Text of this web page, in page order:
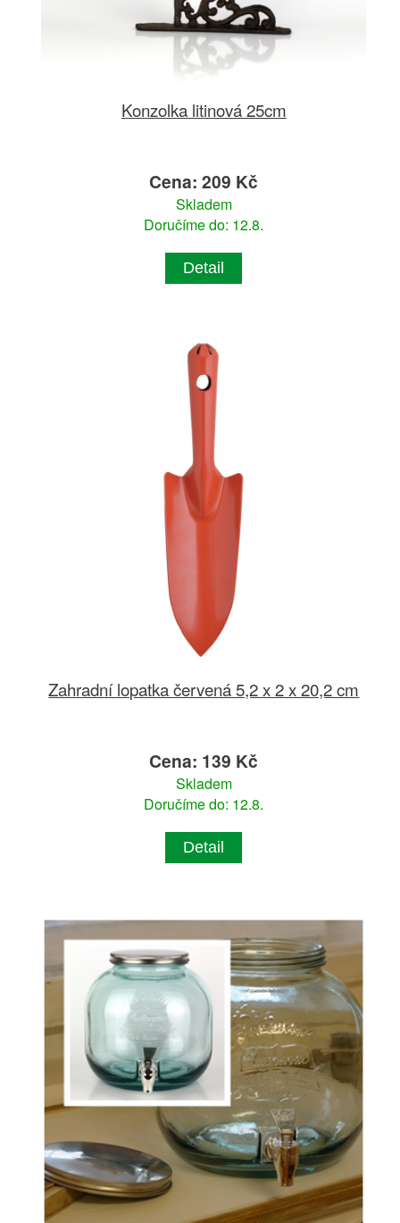
Konzolka litinová 25cm
Cena: 209 Kč
Skladem
Doručíme do: 12.8.
Detail
Zahradní lopatka červená 5,2 x 2 x 20,2 cm
Cena: 139 Kč
Skladem
Doručíme do: 12.8.
Detail